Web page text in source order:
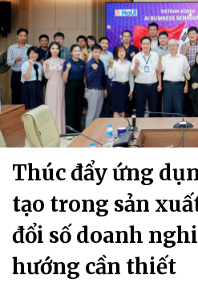
Thúc đẩy ứng
tạo trong sản
đổi số doanh
hướng cần thiết